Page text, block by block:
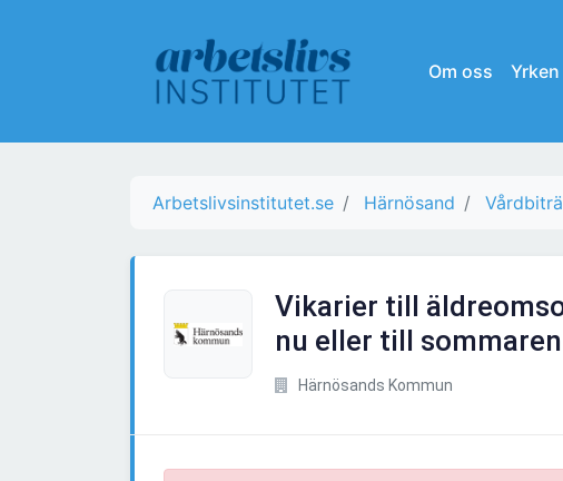
Om oss Yrken
Arbetslivsinstitutet.se Härnösand
Vikarier till
nu eller till
Härnösands Kommun